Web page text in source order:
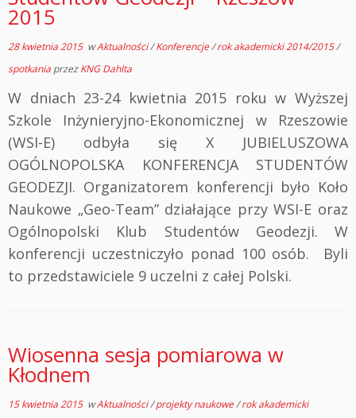
2015
28 kwietnia 2015wAktualności/Konferencje/rok akademicki 2014/2015/
spotkania przezKNG Dahlta
W dniach 23-24 kwietnia 2015 roku w Wyższej
Szkole Inżynieryjno-Ekonomicznej w Rzeszowie
(WSI-E) odbyła się X JUBIELUSZOWA
OGÓLNOPOLSKA KONFERENCJA STUDENTÓW
GEODEZJI. Organizatorem konferencji było Koło
Naukowe „Geo-Team” działające przy WSI-E oraz
Ogólnopolski Klub Studentów Geodezji. W
konferencji uczestniczyło ponad 100 osób. Byli
to przedstawiciele 9 uczelni z całej Polski.
Wiosenna sesja pomiarowa w
Kłodnem
15 kwietnia 2015wAktualności/projekty naukowe/rok akademicki